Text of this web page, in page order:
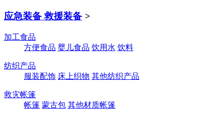
应急装备 救援装备 >
加工食品
方便食品 婴儿食品 饮用水 饮料
纺织产品
服装配饰 床上织物 其他纺织产品
救灾帐篷
帐篷 蒙古包 其他材质帐篷